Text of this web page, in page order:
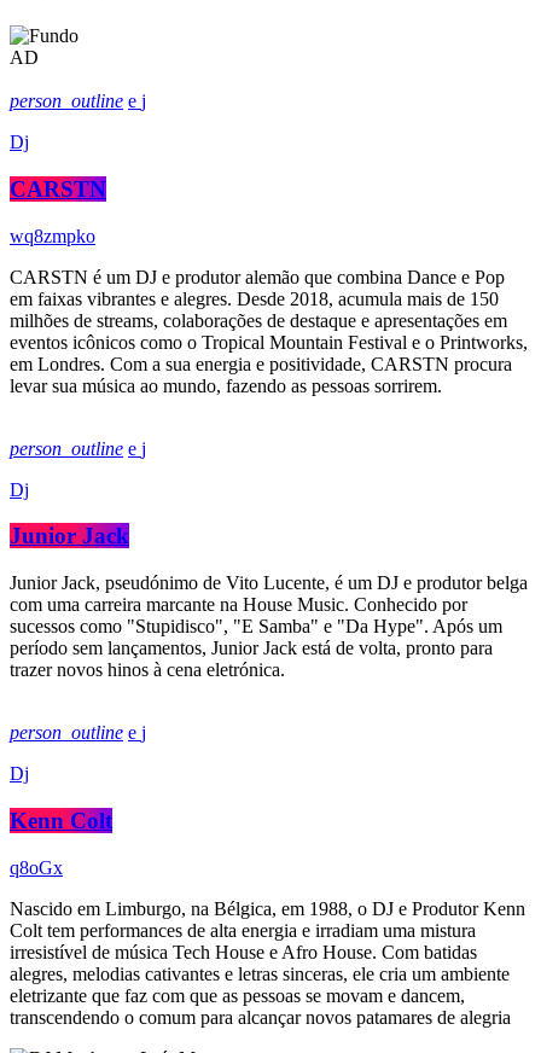
AD
person_outline
Dj
CARSTN
CARSTN é um DJ e produtor alemão que combina Dance e Pop
em faixas vibrantes e alegres. Desde 2018, acumula mais de 150
milhões de streams, colaborações de destaque e apresentações em
eventos icônicos como o Tropical Mountain Festival e o Printworks,
em Londres. Com a sua energia e positividade, CARSTN procura
levar sua música ao mundo, fazendo as pessoas sorrirem.
person_outline
Dj
Junior Jack
Junior Jack, pseudónimo de Vito Lucente, é um DJ e produtor belga
com uma carreira marcante na House Music. Conhecido por
sucessos como "Stupidisco", "E Samba" e "Da Hype". Após um
período sem lançamentos, Junior Jack está de volta, pronto para
trazer novos hinos à cena eletrónica.
person_outline
Dj
Kenn Colt
Nascido em Limburgo, na Bélgica, em 1988, o DJ e Produtor Kenn
Colt tem performances de alta energia e irradiam uma mistura
irresistível de música Tech House e Afro House. Com batidas
alegres, melodias cativantes e letras sinceras, ele cria um ambiente
eletrizante que faz com que as pessoas se movam e dancem,
transcendendo o comum para alcançar novos patamares de alegria